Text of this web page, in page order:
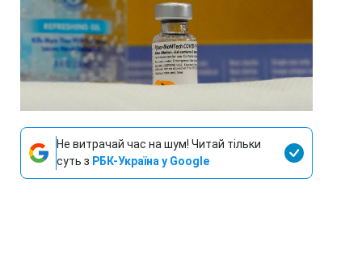
Не витрачай час на шум! Читай тільки
суть з РБК-Україна у Google